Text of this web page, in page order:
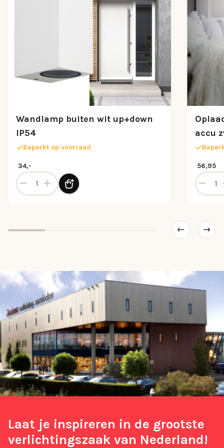
Wandlamp buiten wit up+down
IP54
Beperkt op voorraad
34,-
Wandlamp buiten wit up+down IP54 aantal
accu
56,95
Laat je inspireren in de grootste
verlichtingszaak van Nederland!